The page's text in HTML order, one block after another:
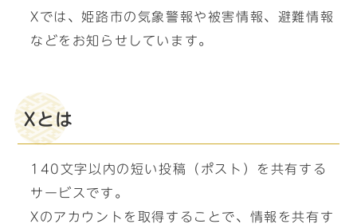
Xでは、姫路市の気象警報や被害情報、避難情報
などをお知らせしています。
Xとは
140文字以内の短い投稿（ポスト）を共有する
サービスです。
Xのアカウントを取得することで、情報を共有す